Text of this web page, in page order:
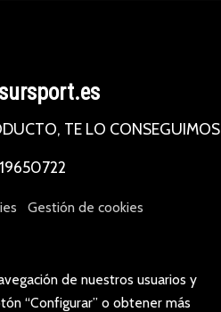
TE LO CONSEGUIMOS
Gestión de cookies
de nuestros usuarios y
“Configurar” o obtener más